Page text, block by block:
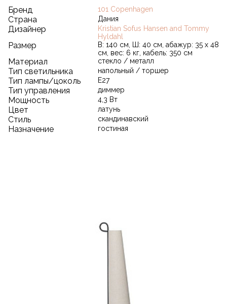
Бренд 101 Copenhagen
Страна Дания
Дизайнер
Kristian Sofus Hansen and Tommy
Hyldahl
Размер
В: 140 см, Ш: 40 см, абажур: 35 х 48
см, вес: 6 кг, кабель: 350 см
Материал стекло / металл
Тип светильника напольный / торшер
Тип лампы/цоколь E27
Тип управления диммер
Мощность 4,3 Вт
Цвет латунь
Стиль скандинавский
Назначение гостиная